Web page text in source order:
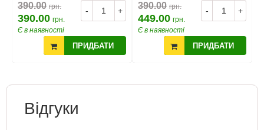
- +
390.00 грн.
390.00 грн.
Є в наявності
ПРИДБАТИ
- +
390.00 грн.
449.00 грн.
Є в наявності
ПРИДБАТИ
Відгуки